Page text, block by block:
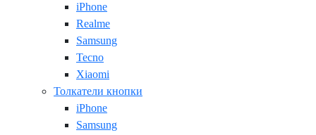
iPhone
Realme
Samsung
Tecno
Xiaomi
Толкатели кнопки
iPhone
Samsung